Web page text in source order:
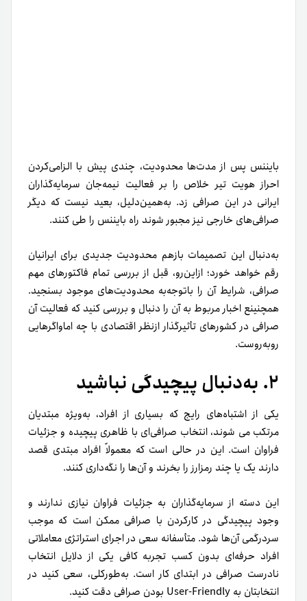
بایننس پس از مدت‌ها محدودیت، چندی پیش با الزامی‌کردن
احراز هویت تیر خلاص را بر فعالیت نیمه‌جان سرمایه‌گذاران
ایرانی در این‌ صرافی زد. به‌همین‌دلیل، بعید نیست که دیگر
صرافی‌های خارجی نیز مجبور شوند راه بایننس را طی کنند.
به‌دنبال این تصمیمات بازهم محدودیت جدیدی برای ایرانیان
رقم خواهد خورد؛ از‌‌این‌رو، قبل از بررسی تمام فاکتورهای مهم
صرافی‌، شرایط آن را با‌توجه‌به محدودیت‌‌های موجود بسنجید.
همچنینع اخبار مربوط به آن را دنبال و بررسی کنید که فعالیت آن
صرافی در کشورهای تأثیرگذار از‌نظر اقتصادی با چه اماواگرهایی
رو‌به‌روست.
۲. به‌دنبال پیچیدگی نباشید
یکی از اشتباه‌های رایج که بسیاری از افراد، به‌ویژه مبتدیان
مرتکب می شوند، انتخاب صرافی‌ای با ظاهری پیچیده و جزئیات
فراوان است. این در حالی است که معمولاً افراد مبتدی قصد
دارند یک یا چند رمزارز را بخرند و آن‌ها را نگه‌داری کنند.
این دسته از سرمایه‌گذاران به جزئیات فراوان نیازی ندارند و
وجود پیچیدگی در کارکردن با صرافی ممکن است که موجب
سردرگمی آن‌ها شود. متأسفانه سعی در اجرای استراتژی معاملاتی
افراد حرفه‌ای بدون کسب تجربه کافی یکی از دلایل انتخاب‌
نادرست صرافی در ابتدای کار است. به‌طور‌کلی، سعی کنید در
انتخابتان به User-Friendly بودن صرافی دقت کنید.